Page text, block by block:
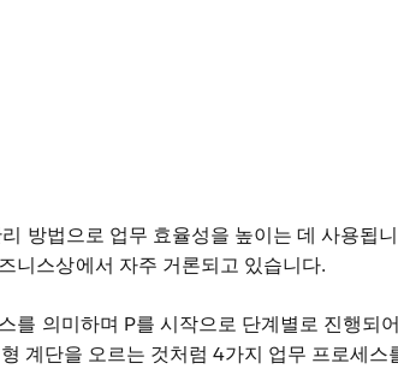
방법으로 업무 효율성을 높이는 데 사용됩
니스상에서 자주 거론되고 있습니다.
를 의미하며 P를 시작으로 단계별로 진행되
계단을 오르는 것처럼 4가지 업무 프로세스